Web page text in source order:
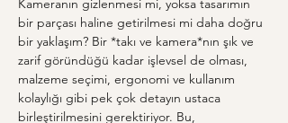
Kameranın gizlenmesi mi, yoksa tasarımın
bir parçası haline getirilmesi mi daha doğru
bir yaklaşım? Bir *takı ve kamera*nın şık ve
zarif göründüğü kadar işlevsel de olması,
malzeme seçimi, ergonomi ve kullanım
kolaylığı gibi pek çok detayın ustaca
birleştirilmesini gerektiriyor. Bu,